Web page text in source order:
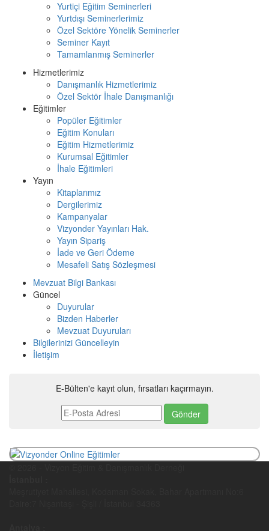
Yurtiçi Eğitim Seminerleri
Yurtdışı Seminerlerimiz
Özel Sektöre Yönelik Seminerler
Seminer Kayıt
Tamamlanmış Seminerler
Hizmetlerimiz
Danışmanlık Hizmetlerimiz
Özel Sektör İhale Danışmanlığı
Eğitimler
Popüler Eğitimler
Eğitim Konuları
Eğitim Hizmetlerimiz
Kurumsal Eğitimler
İhale Eğitimleri
Yayın
Kitaplarımız
Dergilerimiz
Kampanyalar
Vizyonder Yayınları Hak.
Yayın Sipariş
İade ve Geri Ödeme
Mesafeli Satış Sözleşmesi
Mevzuat Bilgi Bankası
Güncel
Duyurular
Bizden Haberler
Mevzuat Duyuruları
Bilgilerinizi Güncelleyin
İletişim
E-Bülten'e kayıt olun, fırsatları kaçırmayın.